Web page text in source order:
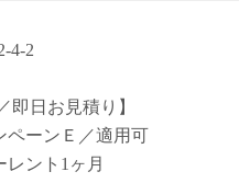
4-2
日お見積り】
ペーンＥ／適用可
レント1ヶ月